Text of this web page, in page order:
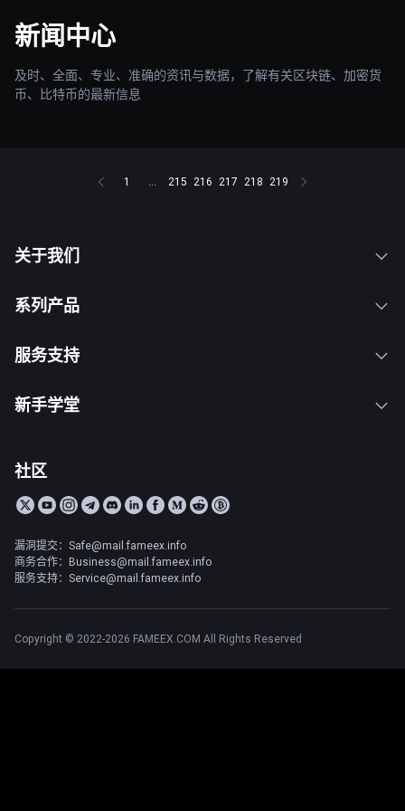
新闻中心
及时、全面、专业、准确的资讯与数据，了解有关区块链、加密货
币、比特币的最新信息
1 ... 215 216 217 218 219
关于我们
系列产品
服务支持
新手学堂
社区
漏洞提交：Safe@mail.fameex.info
商务合作：Business@mail.fameex.info
服务支持：Service@mail.fameex.info
Copyright © 2022-2026 FAMEEX.COM All Rights Reserved